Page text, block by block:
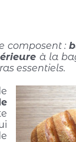
composent :
à la
essentiels.